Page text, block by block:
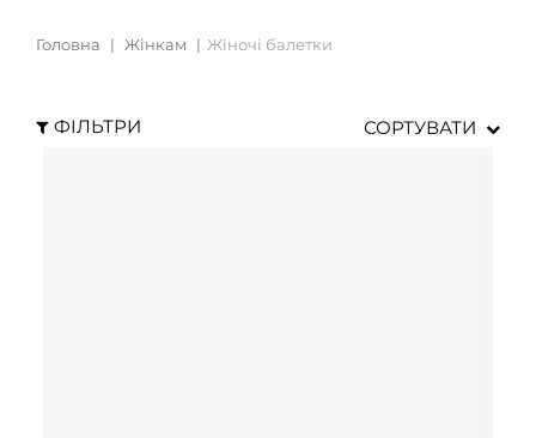
Головна Жінкам Жіночі балетки
ФІЛЬТРИ СОРТУВАТИ